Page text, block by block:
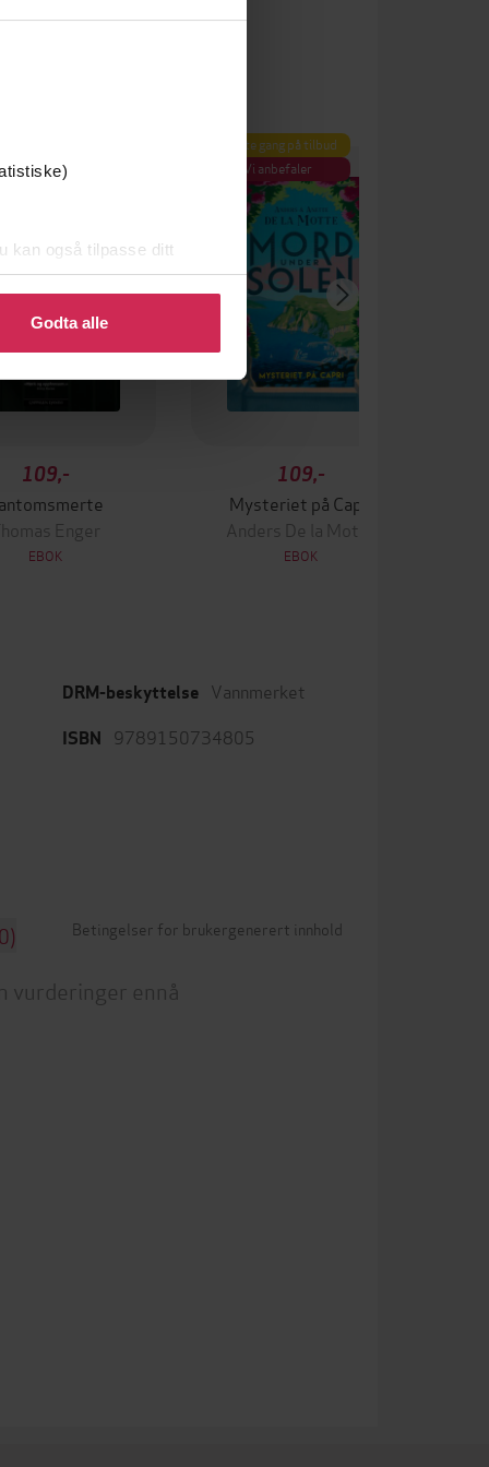
kan også tilpasse ditt
eller endre ditt samtykke.
Godta alle
109,-
Enger
EBOK
Første gang på tilbud
Vi anbefaler
109,-
Mysteriet på Capri
Anders De la Motte
EBOK
DRM-beskyttelse Vannmerket
ISBN 9789150734805
Betingelser for brukergenerert innhold
vurderinger ennå